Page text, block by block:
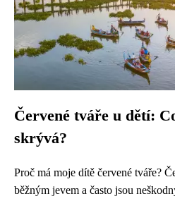
Červené tváře u dětí:
skrývá?
Proč má moje dítě červené tváře?
běžným jevem a často jsou